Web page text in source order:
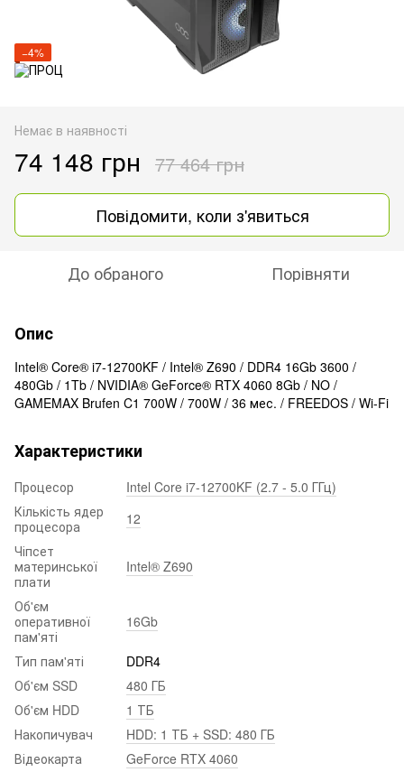
−4%
Немає в наявності
74 148 грн 77 464 грн
Повідомити, коли з'явиться
До обраного Порівняти
Опис
Intel® Core® i7-12700KF / Intel® Z690 / DDR4 16Gb 3600 /
480Gb / 1Tb / NVIDIA® GeForce® RTX 4060 8Gb / NO /
GAMEMAX Brufen C1 700W / 700W / 36 мес. / FREEDOS / Wi-Fi
Характеристики
Процесор
Intel Core i7-12700KF (2.7 - 5.0 ГГц)
Кількість ядер
процесора
12
Чіпсет
материнської
плати
Intel® Z690
Об'єм
оперативної
пам'яті
16Gb
Тип пам'яті
DDR4
Об'єм SSD
480 ГБ
Об'єм HDD
1 ТБ
Накопичувач
HDD: 1 ТБ + SSD: 480 ГБ
Відеокарта
GeForce RTX 4060